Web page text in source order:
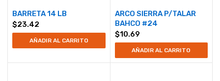
BARRETA 14 LB
$23.42
AÑADIR AL CARRITO
ARCO SIERRA P/TALAR
BAHCO #24
$10.69
AÑADIR AL CARRITO